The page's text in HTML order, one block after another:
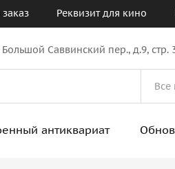
Реквизит для кино
Саввинский пер., д.9, стр.
антиквариат